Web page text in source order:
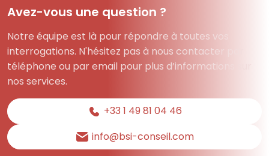
Avez-vous une question ?
Notre équipe est là pour répondre à toutes vos
interrogations. N'hésitez pas à nous contacter par
téléphone ou par email pour plus d’informations sur
nos services.
+33 1 49 81 04 46
info@bsi-conseil.com